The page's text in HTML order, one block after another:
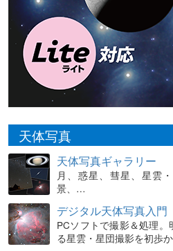
天体写真
天体写真ギャラリー
月、惑星、彗星、星雲
景、…
デジタル天体写真入門
PCソフトで撮影＆処理。
る星雲・星団撮影を初歩